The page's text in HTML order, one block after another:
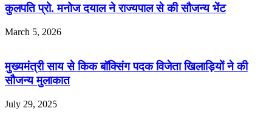
कुलपति प्रो. मनोज दयाल ने राज्यपाल से की सौजन्य भेंट
March 5, 2026
मुख्यमंत्री साय से किक बॉक्सिंग पदक विजेता खिलाड़ियों ने की
सौजन्य मुलाकात
July 29, 2025